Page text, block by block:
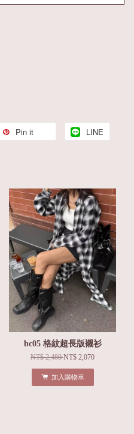
Pin it LINE
bc05 格紋超長版襯衫
NT$ 2,480NT$ 2,070
加入購物車